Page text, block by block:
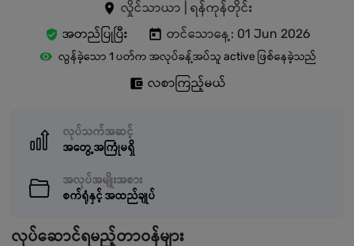
လှိုင်သာယာ | ရန်ကုန်တိုင်း
အတည်ပြုပြီး
တင်သောနေ့: 01 Jun 2026
လွန်ခဲ့သော 1 ပတ်က အလုပ်ခန့်အပ်သူ active ဖြစ်နေခဲ့သည်
လစာကြည့်မယ်
လုပ်သက်အဆင့်
အတွေ့အကြုံမရှိ
အလုပ်အမျိုးအစား
စက်ရုံနှင့် အထည်ချုပ်
လုပ်ဆောင်ရမည့်တာဝန်များ